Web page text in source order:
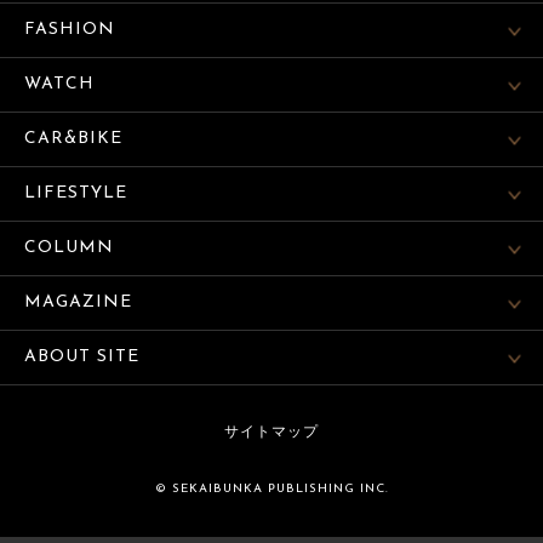
FASHION
WATCH
CAR&BIKE
LIFESTYLE
COLUMN
MAGAZINE
ABOUT SITE
サイトマップ
© SEKAIBUNKA PUBLISHING INC.